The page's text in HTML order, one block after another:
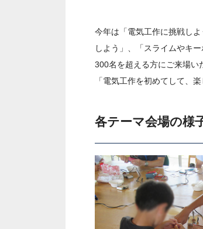
今年は「電気工作に挑戦し
しよう」、「スライムやキ
300名を超える方にご来場い
「電気工作を初めてして、
各テーマ会場の様